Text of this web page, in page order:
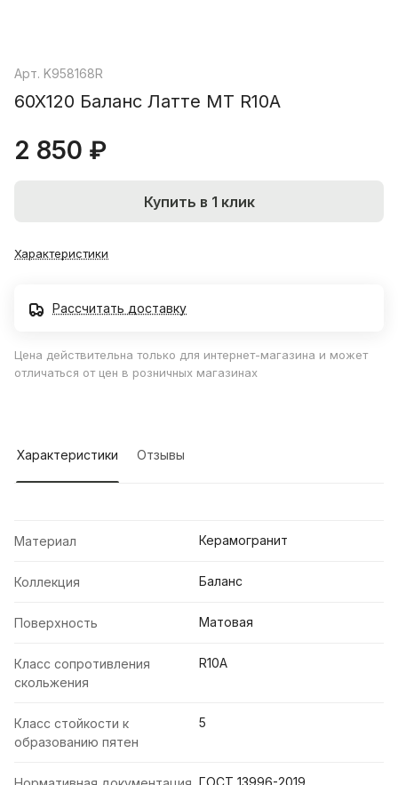
Арт. K958168R
60X120 Баланс Латте МТ R10A
2 850 ₽
Купить в 1 клик
Характеристики
Рассчитать доставку
Цена действительна только для интернет-магазина и может
отличаться от цен в розничных магазинах
Характеристики Отзывы
Материал Керамогранит
Коллекция Баланс
Поверхность Матовая
Класс сопротивления
скольжения
R10A
Класс стойкости к
образованию пятен
5